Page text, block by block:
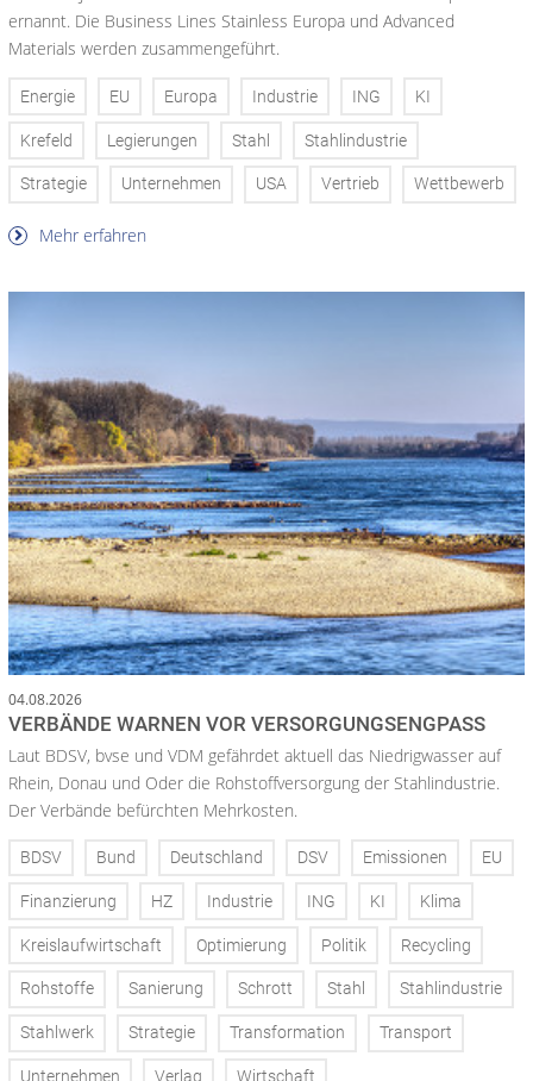
ernannt. Die Business Lines Stainless Europa und Advanced
Materials werden zusammengeführt.
Energie EU Europa Industrie ING KI
Krefeld Legierungen Stahl Stahlindustrie
Strategie Unternehmen USA Vertrieb Wettbewerb
Mehr erfahren
04.08.2026
VERBÄNDE WARNEN VOR VERSORGUNGSENGPASS
Laut BDSV, bvse und VDM gefährdet aktuell das Niedrigwasser auf
Rhein, Donau und Oder die Rohstoffversorgung der Stahlindustrie.
Der Verbände befürchten Mehrkosten.
BDSV Bund Deutschland DSV Emissionen EU
Finanzierung HZ Industrie ING KI Klima
Kreislaufwirtschaft Optimierung Politik Recycling
Rohstoffe Sanierung Schrott Stahl Stahlindustrie
Stahlwerk Strategie Transformation Transport
Unternehmen Verlag Wirtschaft